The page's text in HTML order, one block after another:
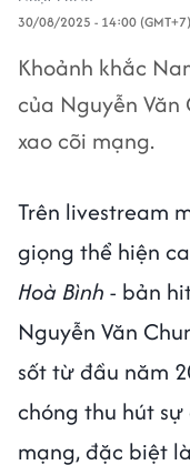
30/08/2025 - 14:00 (GMT+7)
Khoảnh khắc
của Nguyễn
xao cõi mạng.
Trên livestream
giọng thể hiện
Hoà Bình - bản
Nguyễn Văn
sốt từ đầu năm
chóng thu hút
mạng, đặc biệt